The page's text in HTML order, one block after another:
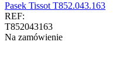
Pasek Tissot T852.043.163
REF:
T852043163
Na zamówienie